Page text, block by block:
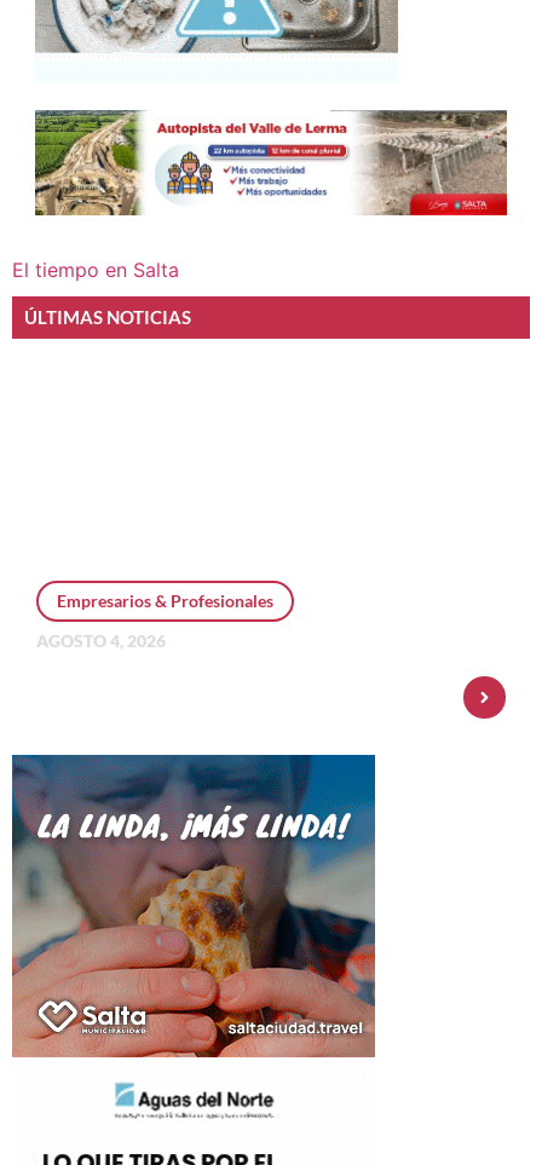
El tiempo en Salta
ÚLTIMAS NOTICIAS
Empresarios & Profesionales
AGOSTO 4, 2026